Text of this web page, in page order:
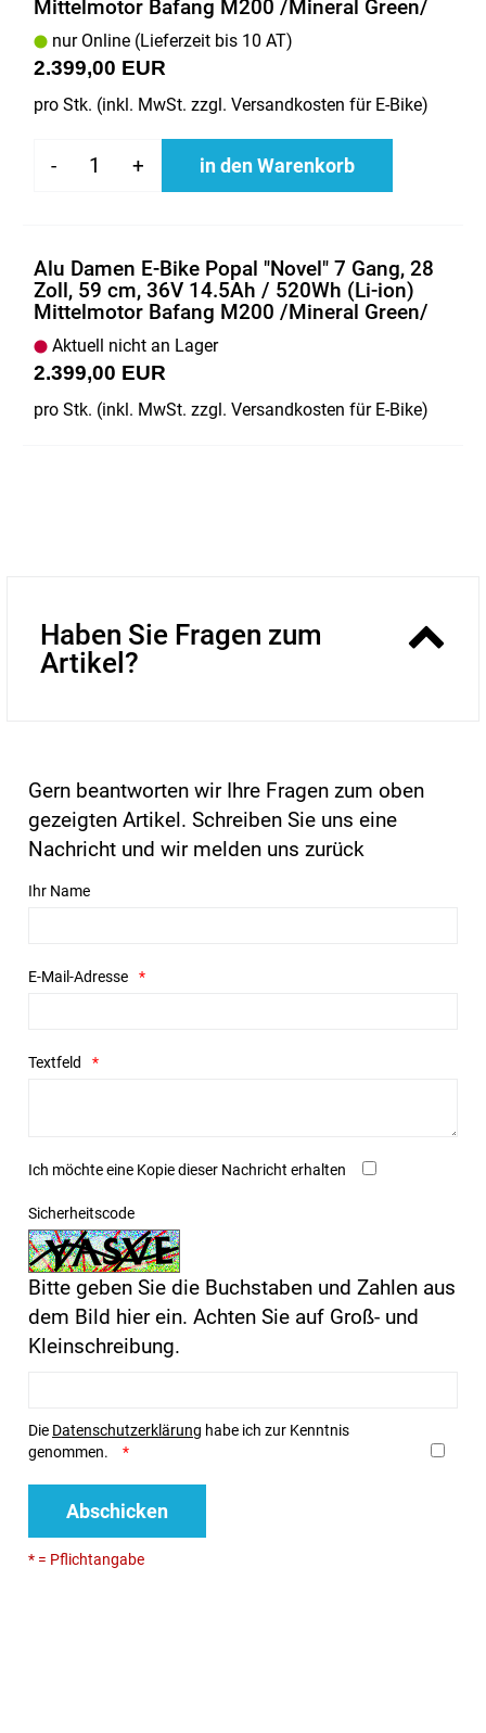
Mittelmotor Bafang M200 /Mineral Green/
nur Online (Lieferzeit bis 10 AT)
2.399,00 EUR
pro Stk. (inkl. MwSt. zzgl. Versandkosten für E-Bike)
- + in den Warenkorb
Alu Damen E-Bike Popal "Novel" 7 Gang, 28
Zoll, 59 cm, 36V 14.5Ah / 520Wh (Li-ion)
Mittelmotor Bafang M200 /Mineral Green/
Aktuell nicht an Lager
2.399,00 EUR
pro Stk. (inkl. MwSt. zzgl. Versandkosten für E-Bike)
Haben Sie Fragen zum
Artikel?
Gern beantworten wir Ihre Fragen zum oben
gezeigten Artikel. Schreiben Sie uns eine
Nachricht und wir melden uns zurück
Ihr Name
E-Mail-Adresse
Textfeld
Ich möchte eine Kopie dieser Nachricht erhalten
Sicherheitscode
Bitte geben Sie die Buchstaben und Zahlen aus
dem Bild hier ein. Achten Sie auf Groß- und
Kleinschreibung.
Die Datenschutzerklärung habe ich zur Kenntnis
genommen.
Abschicken
* = Pflichtangabe